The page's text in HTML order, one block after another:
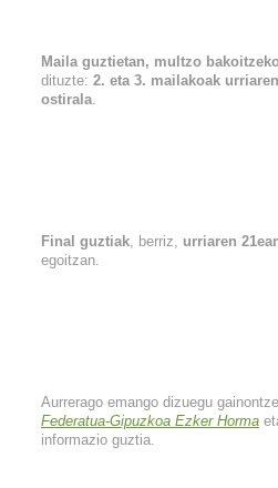
Maila guztietan, multzo
dituzte: 2. eta 3. mailakoak
ostirala.
Final guztiak, berriz, urriaren
egoitzan.
Aurrerago emango dizuegu
Federatua-Gipuzkoa Ezker Horma
informazio guztia.